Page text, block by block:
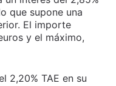
que supone una
El importe
y el máximo,
2,20% TAE en su